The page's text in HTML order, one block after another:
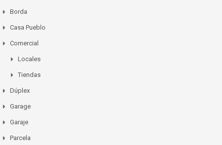
Borda
Casa Pueblo
Comercial
Locales
Tiendas
Dúplex
Garage
Garaje
Parcela